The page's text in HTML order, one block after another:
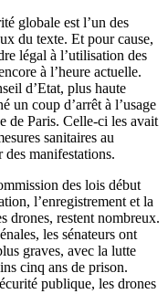
globale est l’un des
du texte. Et pour cause,
légal à l’utilisation des
à l’heure actuelle.
d’Etat, plus haute
un coup d’arrêt à l’usage
de Paris. Celle-ci les avait
sanitaires au
manifestations.
des lois début
l’enregistrement et la
drones, restent nombreux.
les sénateurs ont
graves, avec la lutte
cinq ans de prison.
publique, les drones